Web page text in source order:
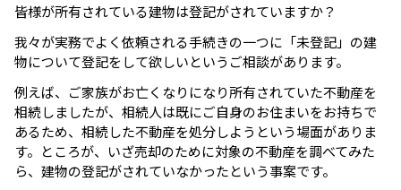
皆様が所有されている建物は登記がされていますか？
我々が実務でよく依頼される手続きの一つに「未登記」の建
物について登記をして欲しいというご相談があります。
例えば、ご家族がお亡くなりになり所有されていた不動産を
相続しましたが、相続人は既にご自身のお住まいをお持ちで
あるため、相続した不動産を処分しようという場面がありま
す。ところが、いざ売却のために対象の不動産を調べてみた
ら、建物の登記がされていなかったという事案です。